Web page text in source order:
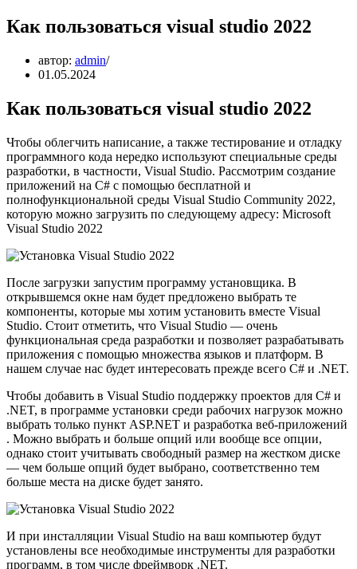
Как пользоваться visual studio 2022
автор: admin
01.05.2024
Как пользоваться visual studio 2022
Чтобы облегчить написание, а также тестирование и отладку
программного кода нередко используют специальные среды
разработки, в частности, Visual Studio. Рассмотрим создание
приложений на C# с помощью бесплатной и
полнофункциональной среды Visual Studio Community 2022,
которую можно загрузить по следующему адресу: Microsoft
Visual Studio 2022
После загрузки запустим программу установщика. В
открывшемся окне нам будет предложено выбрать те
компоненты, которые мы хотим установить вместе Visual
Studio. Стоит отметить, что Visual Studio — очень
функциональная среда разработки и позволяет разрабатывать
приложения с помощью множества языков и платформ. В
нашем случае нас будет интересовать прежде всего C# и .NET.
Чтобы добавить в Visual Studio поддержку проектов для C# и
.NET, в программе установки среди рабочих нагрузок можно
выбрать только пункт ASP.NET и разработка веб-приложений
. Можно выбрать и больше опций или вообще все опции,
однако стоит учитывать свободный размер на жестком диске
— чем больше опций будет выбрано, соответственно тем
больше места на диске будет занято.
И при инсталляции Visual Studio на ваш компьютер будут
установлены все необходимые инструменты для разработки
программ, в том числе фреймворк .NET.